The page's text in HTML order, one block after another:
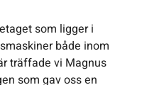
som ligger i
både inom
träffade vi Magnus
som gav oss en